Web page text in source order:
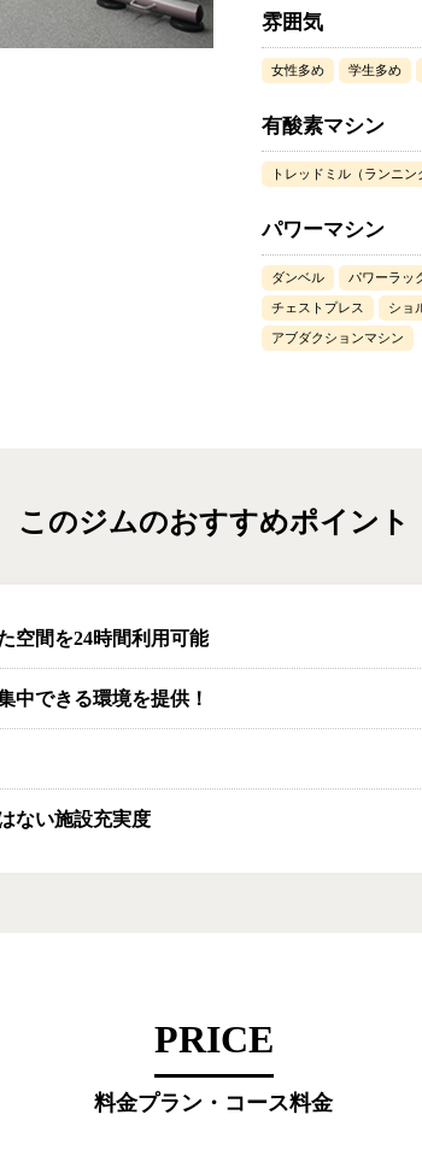
雰囲気
女性多め 学生多め
有酸素マシン
トレッドミル（ランニン
パワーマシン
ダンベル パワーラッ
チェストプレス ショ
アブダクションマシン
このジムのおすすめポイント
空間を24時間利用可能
中できる環境を提供！
ない施設充実度
PRICE
料金プラン・コース料金